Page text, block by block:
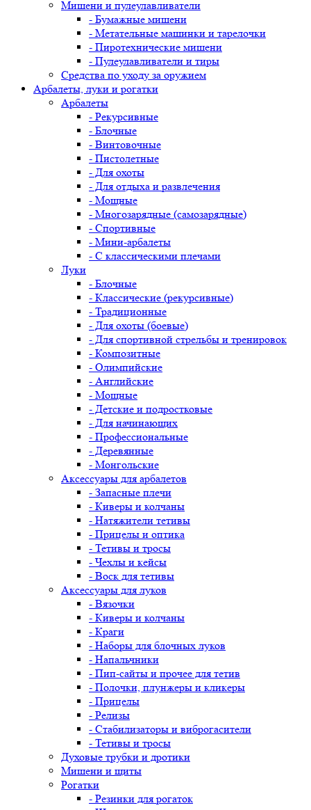
Мишени и пулеулавливатели
- Бумажные мишени
- Метательные машинки и тарелочки
- Пиротехнические мишени
- Пулеулавливатели и тиры
Средства по уходу за оружием
Арбалеты, луки и рогатки
Арбалеты
- Рекурсивные
- Блочные
- Винтовочные
- Пистолетные
- Для охоты
- Для отдыха и развлечения
- Мощные
- Многозарядные (самозарядные)
- Спортивные
- Мини-арбалеты
- С классическими плечами
Луки
- Блочные
- Классические (рекурсивные)
- Традиционные
- Для охоты (боевые)
- Для спортивной стрельбы и тренировок
- Композитные
- Олимпийские
- Английские
- Мощные
- Детские и подростковые
- Для начинающих
- Профессиональные
- Деревянные
- Монгольские
Аксессуары для арбалетов
- Запасные плечи
- Киверы и колчаны
- Натяжители тетивы
- Прицелы и оптика
- Тетивы и тросы
- Чехлы и кейсы
- Воск для тетивы
Аксессуары для луков
- Вязочки
- Киверы и колчаны
- Краги
- Наборы для блочных луков
- Напальчники
- Пип-сайты и прочее для тетив
- Полочки, плунжеры и кликеры
- Прицелы
- Релизы
- Стабилизаторы и виброгасители
- Тетивы и тросы
Духовые трубки и дротики
Мишени и щиты
Рогатки
- Резинки для рогаток